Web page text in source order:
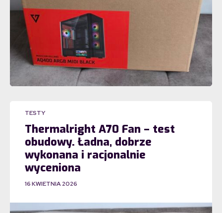
TESTY
Thermalright A70 Fan – test
obudowy. Ładna, dobrze
wykonana i racjonalnie
wyceniona
16 KWIETNIA 2026